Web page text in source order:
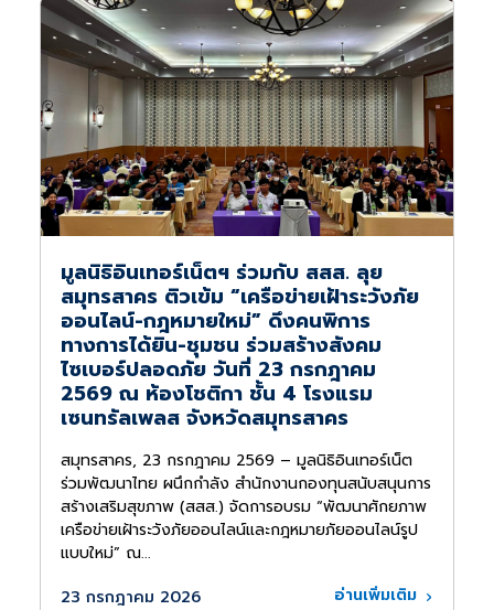
มูลนิธิอินเทอร์เน็ตฯ ร่วมกับ สสส. ลุย
สมุทรสาคร ติวเข้ม “เครือข่ายเฝ้าระวังภัย
ออนไลน์-กฎหมายใหม่” ดึงคนพิการ
ทางการได้ยิน-ชุมชน ร่วมสร้างสังคม
ไซเบอร์ปลอดภัย วันที่ 23 กรกฎาคม
2569 ณ ห้องโชติกา ชั้น 4 โรงแรม
เซนทรัลเพลส จังหวัดสมุทรสาคร
สมุทรสาคร, 23 กรกฎาคม 2569 – มูลนิธิอินเทอร์เน็ต
ร่วมพัฒนาไทย ผนึกกำลัง สำนักงานกองทุนสนับสนุนการ
สร้างเสริมสุขภาพ (สสส.) จัดการอบรม “พัฒนาศักยภาพ
เครือข่ายเฝ้าระวังภัยออนไลน์และกฎหมายภัยออนไลน์รูป
แบบใหม่” ณ...
23 กรกฎาคม 2026
อ่านเพิ่มเติม